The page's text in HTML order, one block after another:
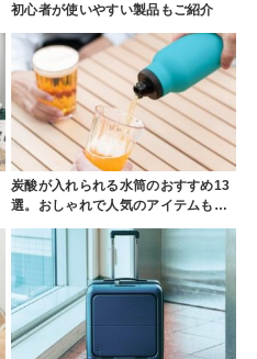
初心者が使いやすい製品もご紹介
炭酸が入れられる水筒のおすすめ13
選。おしゃれで人気のアイテムも…